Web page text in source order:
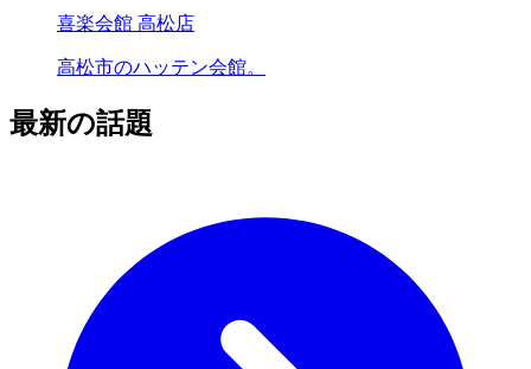
喜楽会館 高松店
高松市のハッテン会館。
最新の話題